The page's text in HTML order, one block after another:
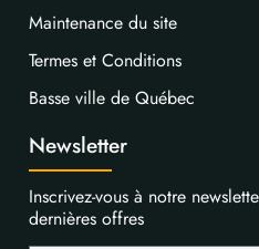
Maintenance du site
Termes et Conditions
Basse ville de Québec
Newsletter
Inscrivez-vous à notre
dernières offres